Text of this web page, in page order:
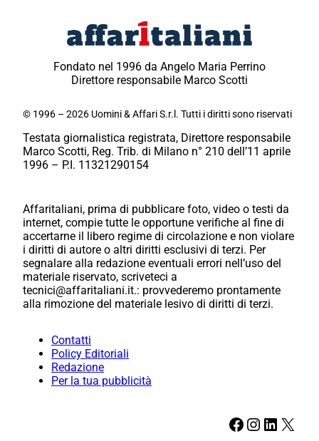
Fondato nel 1996 da Angelo Maria Perrino
Direttore responsabile Marco Scotti
© 1996 – 2026 Uomini & Affari S.r.l. Tutti i diritti sono riservati
Testata giornalistica registrata, Direttore responsabile
Marco Scotti, Reg. Trib. di Milano n° 210 dell’11 aprile
1996 – P.I. 11321290154
Affaritaliani, prima di pubblicare foto, video o testi da
internet, compie tutte le opportune verifiche al fine di
accertarne il libero regime di circolazione e non violare
i diritti di autore o altri diritti esclusivi di terzi. Per
segnalare alla redazione eventuali errori nell’uso del
materiale riservato, scriveteci a
tecnici@affaritaliani.it.: provvederemo prontamente
alla rimozione del materiale lesivo di diritti di terzi.
Contatti
Policy Editoriali
Redazione
Per la tua pubblicità
Facebook Instagram LinkedIn X